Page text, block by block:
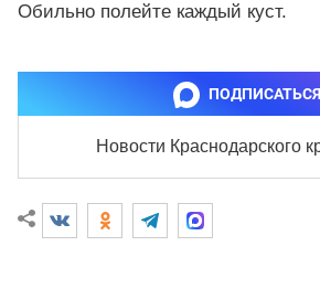
Обильно полейте каждый куст.
ПОДПИСАТЬСЯ
Новости Краснодарского